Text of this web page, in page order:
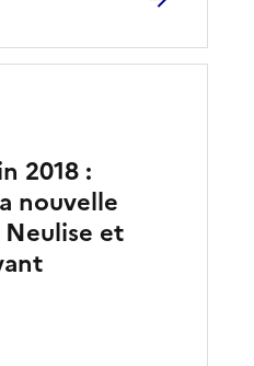
2018 :
nouvelle
et